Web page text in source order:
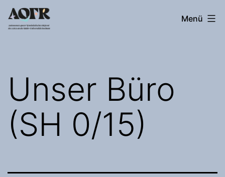
Zum
Inhalt
Autonomes
Menü
Unser Büro
(SH 0/15)